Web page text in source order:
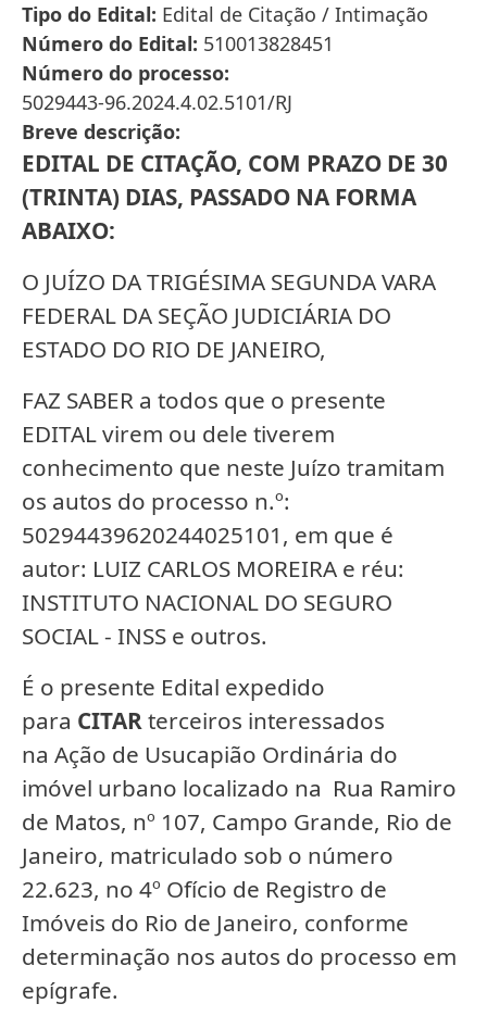
Tipo do Edital Edital de Citação / Intimação
Número do Edital 510013828451
Número do processo
5029443-96.2024.4.02.5101/RJ
Breve descrição
EDITAL DE CITAÇÃO, COM PRAZO DE 30
(TRINTA) DIAS, PASSADO NA FORMA
ABAIXO:
O JUÍZO DA TRIGÉSIMA SEGUNDA VARA
FEDERAL DA SEÇÃO JUDICIÁRIA DO
ESTADO DO RIO DE JANEIRO,
FAZ SABER a todos que o presente
EDITAL virem ou dele tiverem
conhecimento que neste Juízo tramitam
os autos do processo n.º:
50294439620244025101, em que é
autor: LUIZ CARLOS MOREIRA e réu:
INSTITUTO NACIONAL DO SEGURO
SOCIAL - INSS e outros.
É o presente Edital expedido
para CITARterceiros interessados
na Ação de Usucapião Ordinária do
imóvel urbano localizado na Rua Ramiro
de Matos, nº 107, Campo Grande, Rio de
Janeiro, matriculado sob o número
22.623, no 4º Ofício de Registro de
Imóveis do Rio de Janeiro, conforme
determinação nos autos do processo em
epígrafe.